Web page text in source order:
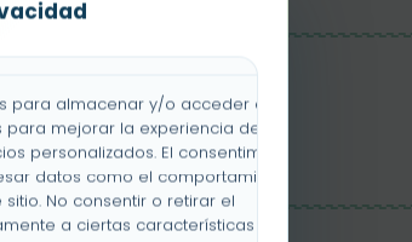
para almacenar y/o acceder a la
para mejorar la experiencia de
personalizados. El consentimiento
datos como el comportamiento
No consentir o retirar el
a ciertas características y
brother